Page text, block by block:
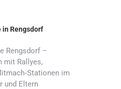
in Rengsdorf
Rengsdorf –
mit Rallyes,
im
und Eltern